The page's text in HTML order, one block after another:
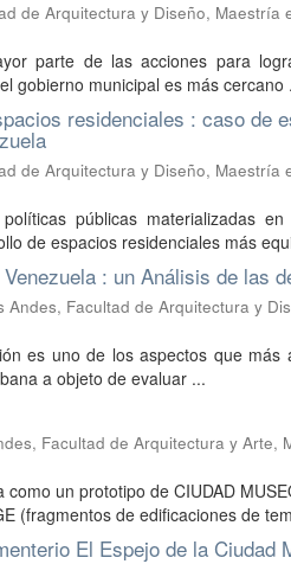
de Arquitectura y Diseño, Maestría
parte de las acciones para
gobierno municipal es más cercano
residenciales : caso de
de Arquitectura y Diseño,
públicas materializadas
de espacios residenciales más
: un Análisis de las
Andes, Facultad de Arquitectura y
es uno de los aspectos que
a objeto de evaluar ...
Facultad de Arquitectura y Arte,
un prototipo de CIUDAD
(fragmentos de edificaciones de
El Espejo de la Ciudad